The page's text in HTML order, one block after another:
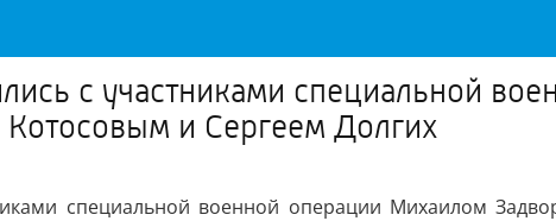
с участниками специальной
и Сергеем Долгих
специальной военной операции Михаилом